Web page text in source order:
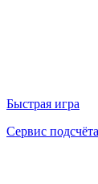
Быстрая игра
Сервис